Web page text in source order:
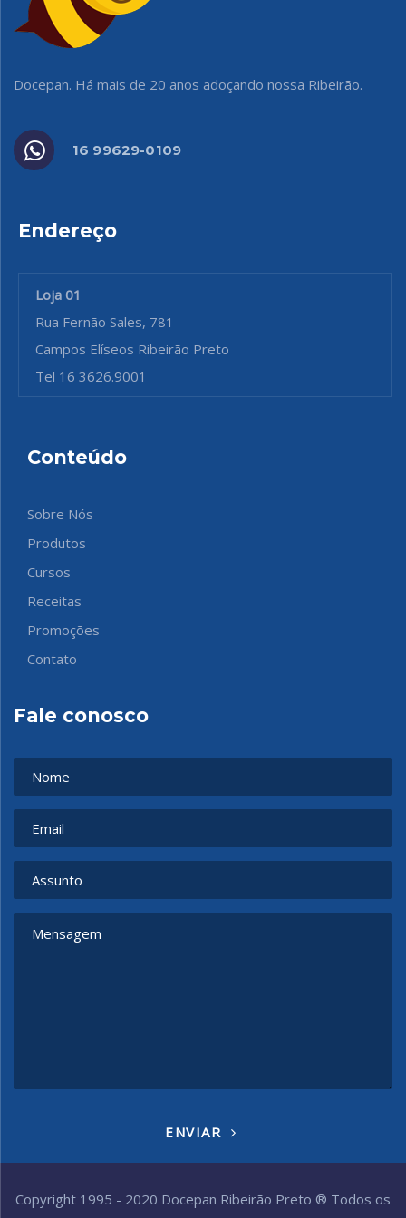
Docepan. Há mais de 20 anos adoçando nossa Ribeirão.
16 99629-0109
Endereço
Loja 01
Rua Fernão Sales, 781
Campos Elíseos Ribeirão Preto
Tel 16 3626.9001
Conteúdo
Sobre Nós
Produtos
Cursos
Receitas
Promoções
Contato
Fale conosco
ENVIAR
Copyright 1995 - 2020 Docepan Ribeirão Preto ® Todos os